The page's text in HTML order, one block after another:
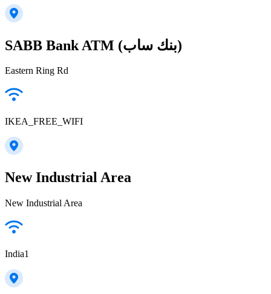
SABB Bank ATM (بنك ساب)
Eastern Ring Rd
IKEA_FREE_WIFI
New Industrial Area
New Industrial Area
India1